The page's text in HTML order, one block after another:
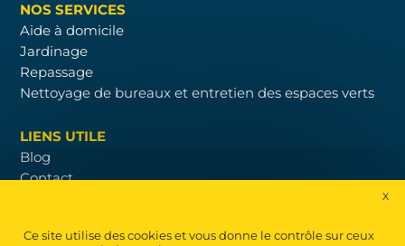
NOS SERVICES
Aide à domicile
Jardinage
Repassage
Nettoyage de bureaux et entretien des espaces verts
LIENS UTILE
Blog
Contact
Ce site utilise des cookies et vous donne le contrôle sur ceux
X